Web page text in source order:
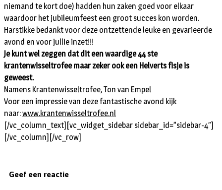
niemand te kort doe) hadden hun zaken goed voor elkaar
waardoor het jubileumfeest een groot succes kon worden.
Harstikke bedankt voor deze ontzettende leuke en gevarieerde
avond en voor jullie inzet!!!
Je kunt wel zeggen dat dit een waardige 44 ste
krantenwisseltrofee maar zeker ook een Helverts fisje is
geweest.
Namens Krantenwisseltrofee, Ton van Empel
Voor een impressie van deze fantastische avond kijk
naar:www.krantenwisseltrofee.nl
[/vc_column_text][vc_widget_sidebar sidebar_id=”sidebar-4″]
[/vc_column][/vc_row]
Geef een reactie